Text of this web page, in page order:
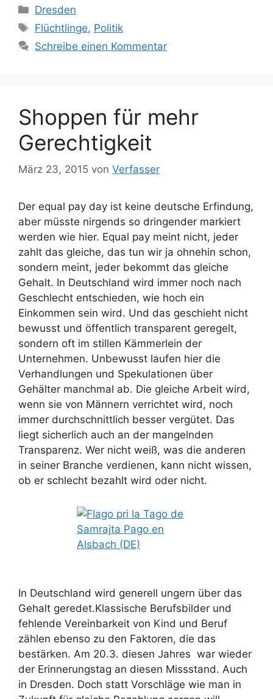
Kategorien
Dresden
Schlagwörter
Flüchtlinge, Politik
Schreibe einen Kommentar
Shoppen für mehr
Gerechtigkeit
März 23, 2015 von Verfasser
Der equal pay day ist keine deutsche Erfindung,
aber müsste nirgends so dringender markiert
werden wie hier. Equal pay meint nicht, jeder
zahlt das gleiche, das tun wir ja ohnehin schon,
sondern meint, jeder bekommt das gleiche
Gehalt. In Deutschland wird immer noch nach
Geschlecht entschieden, wie hoch ein
Einkommen sein wird. Und das geschieht nicht
bewusst und öffentlich transparent geregelt,
sondern oft im stillen Kämmerlein der
Unternehmen. Unbewusst laufen hier die
Verhandlungen und Spekulationen über
Gehälter manchmal ab. Die gleiche Arbeit wird,
wenn sie von Männern verrichtet wird, noch
immer durchschnittlich besser vergütet. Das
liegt sicherlich auch an der mangelnden
Transparenz. Wer nicht weiß, was die anderen
in seiner Branche verdienen, kann nicht wissen,
ob er schlecht bezahlt wird oder nicht.
In Deutschland wird generell ungern über das
Gehalt geredet.Klassische Berufsbilder und
fehlende Vereinbarkeit von Kind und Beruf
zählen ebenso zu den Faktoren, die das
bestärken. Am 20.3. diesen Jahres war wieder
der Erinnerungstag an diesen Missstand. Auch
in Dresden. Doch statt Vorschläge wie man in